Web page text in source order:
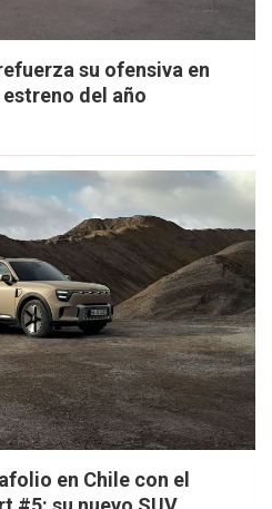
su ofensiva en
del año
en Chile con el